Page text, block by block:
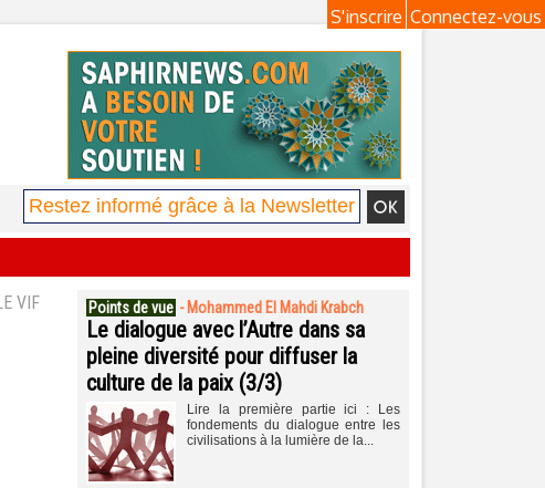
Connectez-vous
S'inscrire
VIF Points de vue - Mohammed El Mahdi Krabch
Le dialogue avec l’Autre dans sa
pleine diversité pour diffuser la
culture de la paix (3/3)
Lire la première partie ici : Les
fondements du dialogue entre les
civilisations à la lumière de la...